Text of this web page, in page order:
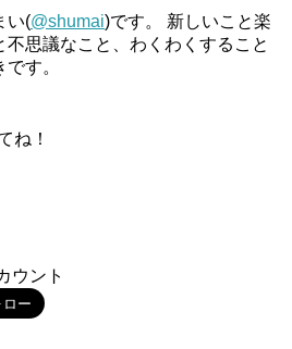
い(@shumai)です。 新しいこと楽
不思議なこと、わくわくすること
す。
ね！
ウント